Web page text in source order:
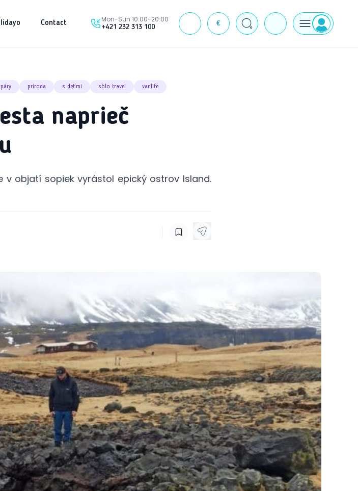
Contact Mon-Sun 10:00-20:00
+421 232 313 100 € J
príroda s deťmi sólo travel vanlife
naprieč
objatí sopiek vyrástol epický ostrov Island.